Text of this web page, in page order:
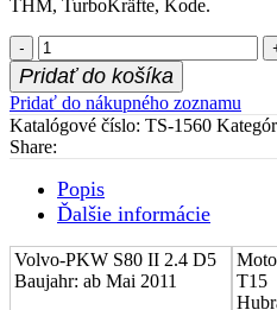
THM, TurboKräfte, Kode.
množstvo
Stred
turboduchadla
(CHRA)
Volvo-
PKW
II
2.4
36002640
Pridať do košíka
Pridať do nákupného zoznamu
Katalógové číslo: TS-1560
Share:
Popis
Ďalšie informácie
Volvo-PKW S80 II 2.4 D5
Baujahr: ab Mai 2011
T15